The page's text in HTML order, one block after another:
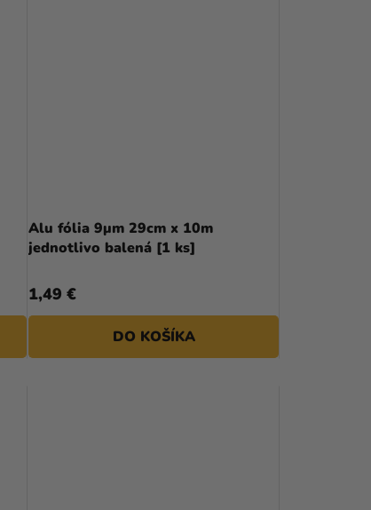
D
U
K
T
O
Alu fólia 9µm 29cm x 10m
jednotlivo balená [1 ks]
1,49 €
DO KOŠÍKA